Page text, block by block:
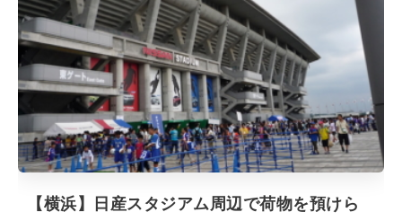
【横浜】日産スタジアム周辺で荷物を預けら